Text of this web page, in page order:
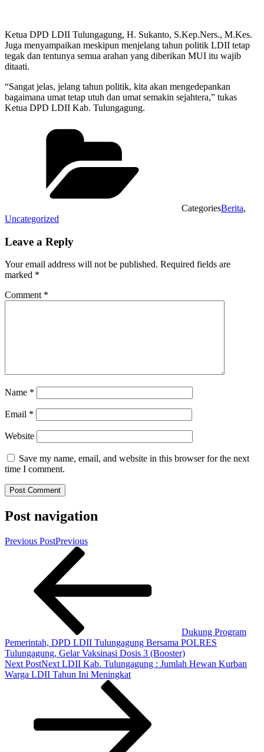
Ketua DPD LDII Tulungagung, H. Sukanto, S.Kep.Ners., M.Kes.
Juga menyampaikan meskipun menjelang tahun politik LDII tetap
tegak dan tentunya semua arahan yang diberikan MUI itu wajib
ditaati.
“Sangat jelas, jelang tahun politik, kita akan mengedepankan
bagaimana umat tetap utuh dan umat semakin sejahtera,” tukas
Ketua DPD LDII Kab. Tulungagung.
CategoriesBerita,
Uncategorized
Leave a Reply
Your email address will not be published. Required fields are
marked *
Comment *
Name *
Email *
Website
Save my name, email, and website in this browser for the next
time I comment.
Post navigation
Previous PostPrevious
Dukung Program
Pemerintah, DPD LDII Tulungagung Bersama POLRES
Tulungagung, Gelar Vaksinasi Dosis 3 (Booster)
Next PostNext LDII Kab. Tulungagung : Jumlah Hewan Kurban
Warga LDII Tahun Ini Meningkat